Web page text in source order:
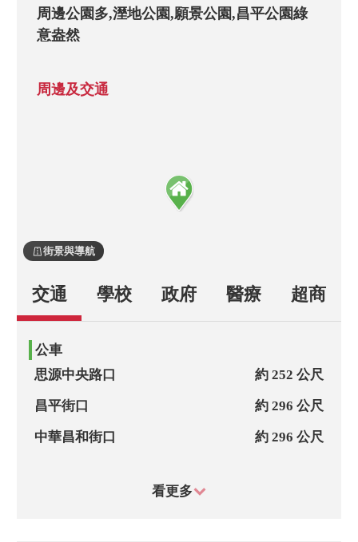
周邊公園多,溼地公園,願景公園,昌平公園綠
意盎然
24小時物業管理
明星雙語學區(昌平國小、頭前國中)
周邊及交通
街景與導航
交通 學校 政府 醫療 超商
公車
思源中央路口
約 252 公尺
昌平街口 約 296 公尺
中華昌和街口 約 296 公尺
看更多